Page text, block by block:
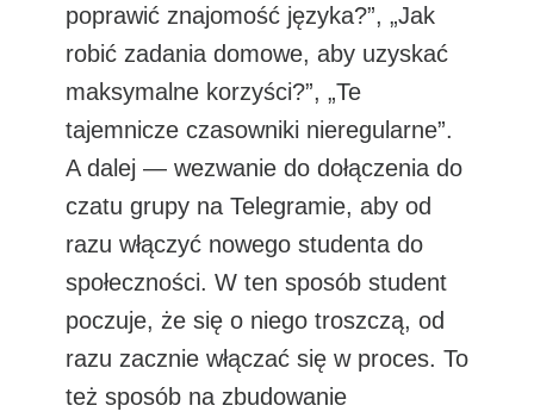
poprawić znajomość języka?”, „Jak
robić zadania domowe, aby uzyskać
maksymalne korzyści?”, „Te
tajemnicze czasowniki nieregularne”.
A dalej — wezwanie do dołączenia do
czatu grupy na Telegramie, aby od
razu włączyć nowego studenta do
społeczności. W ten sposób student
poczuje, że się o niego troszczą, od
razu zacznie włączać się w proces. To
też sposób na zbudowanie